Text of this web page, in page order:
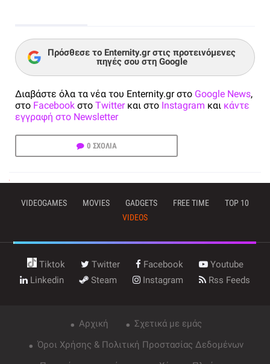
Πρόσθεσε το Enternity.gr στις προτεινόμενες
πηγές σου στη Google
Διαβάστε όλα τα νέα του Enternity.gr στο Google News,
στο Facebook στο Twitterκαι στο Instagram και κάντε
εγγραφή στο Newsletter
0 ΣΧΟΛΙΑ
VIDEOGAMES MOVIES GADGETS FREE TIME
TOP 10
VIDEOS
Tiktok Twitter Facebook
Youtube
Linkedin
Steam Instagram Rss Feeds
Αρχική
Σχετικά με εμάς
Όροι Χρήσης & Πολιτική Προστασίας Δεδομένων